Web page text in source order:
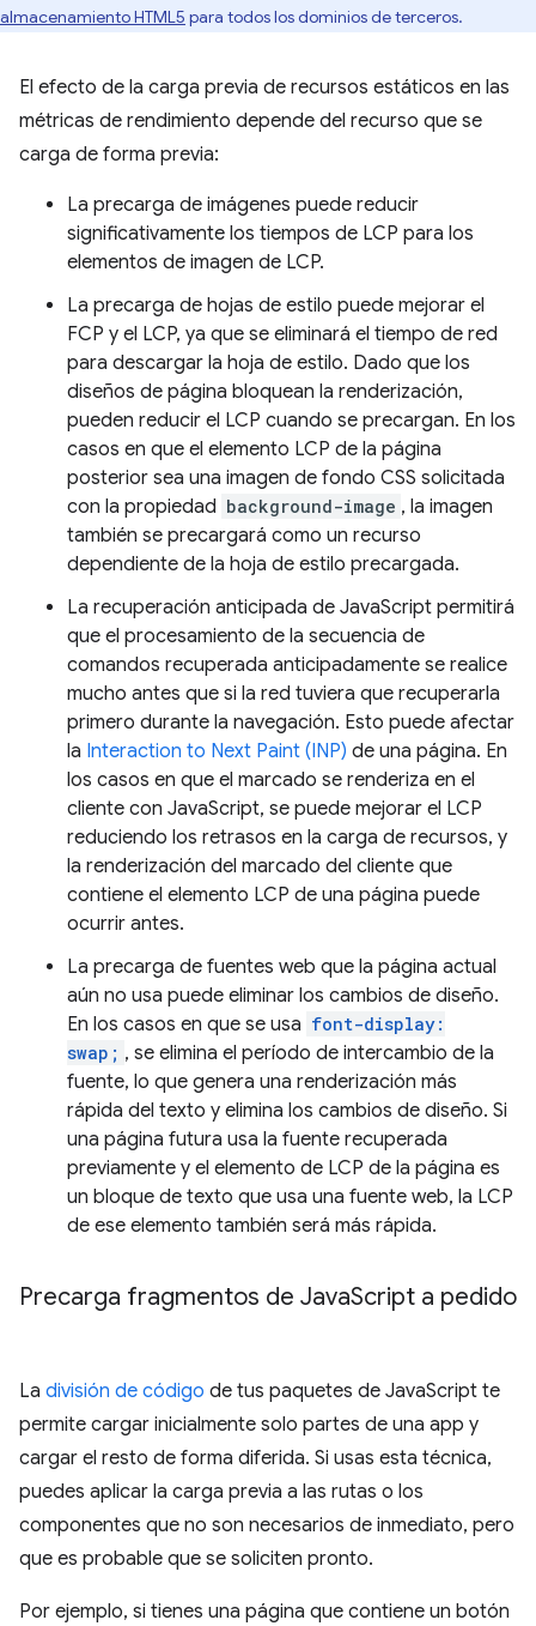
HTML5 para todos los dominios de terceros.
El efecto de la carga previa de recursos estáticos en las
métricas de rendimiento depende del recurso que se
carga de forma previa:
La precarga de imágenes puede reducir
significativamente los tiempos de LCP para los
elementos de imagen de LCP.
La precarga de hojas de estilo puede mejorar el
FCP y el LCP, ya que se eliminará el tiempo de red
para descargar la hoja de estilo. Dado que los
diseños de página bloquean la renderización,
pueden reducir el LCP cuando se precargan. En los
casos en que el elemento LCP de la página
posterior sea una imagen de fondo CSS solicitada
con la propiedad background-image , la imagen
también se precargará como un recurso
dependiente de la hoja de estilo precargada.
La recuperación anticipada de JavaScript permitirá
que el procesamiento de la secuencia de
comandos recuperada anticipadamente se realice
mucho antes que si la red tuviera que recuperarla
primero durante la navegación. Esto puede afectar
la Interaction to Next Paint (INP) de una página. En
los casos en que el marcado se renderiza en el
cliente con JavaScript, se puede mejorar el LCP
reduciendo los retrasos en la carga de recursos, y
la renderización del marcado del cliente que
contiene el elemento LCP de una página puede
ocurrir antes.
La precarga de fuentes web que la página actual
aún no usa puede eliminar los cambios de diseño.
En los casos en que se usa font-display:
swap; , se elimina el período de intercambio de la
fuente, lo que genera una renderización más
rápida del texto y elimina los cambios de diseño. Si
una página futura usa la fuente recuperada
previamente y el elemento de LCP de la página es
un bloque de texto que usa una fuente web, la LCP
de ese elemento también será más rápida.
Precarga fragmentos de JavaScript a pedido
La división de código de tus paquetes de JavaScript te
permite cargar inicialmente solo partes de una app y
cargar el resto de forma diferida. Si usas esta técnica,
puedes aplicar la carga previa a las rutas o los
componentes que no son necesarios de inmediato, pero
que es probable que se soliciten pronto.
Por ejemplo, si tienes una página que contiene un botón